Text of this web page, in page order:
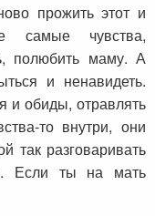
прожить этот и
самые чувства,
полюбить маму. А
и ненавидеть.
и обиды, отравлять
то внутри, они
так разговаривать
Если ты на мать